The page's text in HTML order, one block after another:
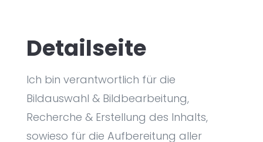
Detailseite
Ich bin verantwortlich für die
Bildauswahl & Bildbearbeitung,
Recherche & Erstellung des Inhalts,
sowieso für die Aufbereitung aller